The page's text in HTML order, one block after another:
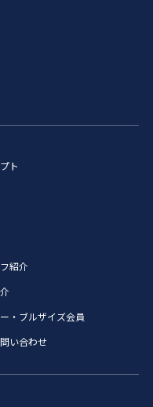
ト
紹介
・ブルザイズ会員
い合わせ